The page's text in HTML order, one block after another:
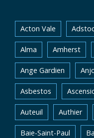
Acton Vale
Alma Amherst
Ange Gardien
Asbestos
Auteuil Authier
Baie-Saint-Paul